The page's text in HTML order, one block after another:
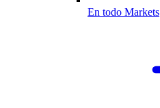
En todo Markets